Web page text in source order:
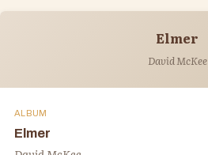
Elmer
David McKee
ALBUM
Elmer